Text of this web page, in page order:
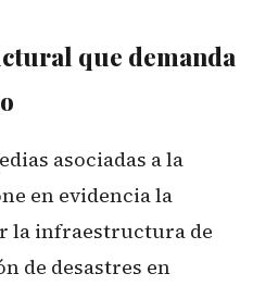
que demanda
asociadas a la
en evidencia la
la infraestructura de
de desastres en